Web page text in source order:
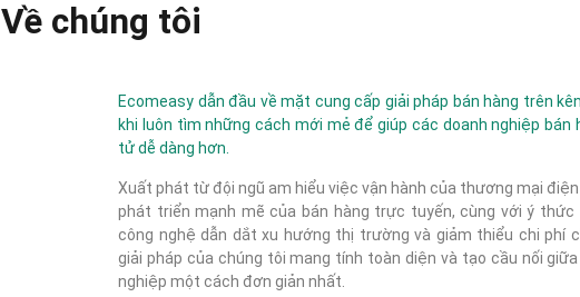
Về chúng tôi
Ecomeasy dẫn đầu về mặt cung cấp giải pháp bán hàng trên
khi luôn tìm những cách mới mẻ để giúp các doanh nghiệp bán
tử dễ dàng hơn.
Xuất phát từ đội ngũ am hiểu việc vận hành của thương mại
phát triển mạnh mẽ của bán hàng trực tuyến, cùng với ý thức
công nghệ dẫn dắt xu hướng thị trường và giảm thiểu chi phí
giải pháp của chúng tôi mang tính toàn diện và tạo cầu nối
nghiệp một cách đơn giản nhất.